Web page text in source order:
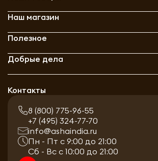
Наш магазин
Полезное
Добрые дела
Контакты
8 (800) 775-96-55
+7 (495) 324-77-70
info@ashaindia.ru
Пн - Пт с 9:00 до 21:00
Сб - Вс с 10:00 до 21:00